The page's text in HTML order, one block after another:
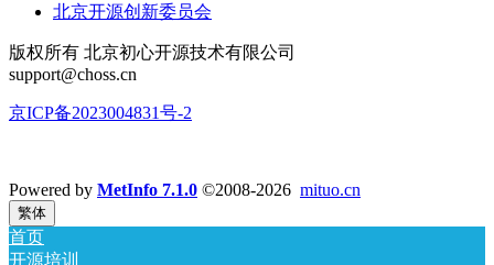
北京开源创新委员会
版权所有 北京初心开源技术有限公司
support@choss.cn
京ICP备2023004831号-2
Powered by MetInfo 7.1.0 ©2008-2026 mituo.cn
繁体
首页
开源培训